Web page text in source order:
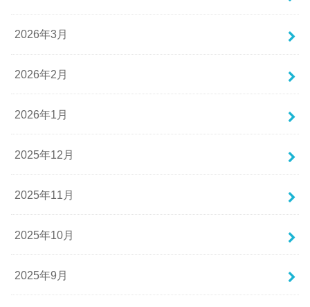
2026年3月
2026年2月
2026年1月
2025年12月
2025年11月
2025年10月
2025年9月